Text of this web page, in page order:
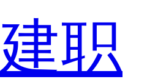
职